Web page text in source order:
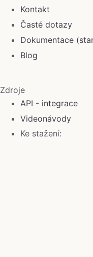
Kontakt
Časté dotazy
Dokumentace
Blog
Zdroje
API - integrace
Videonávody
Ke stažení: